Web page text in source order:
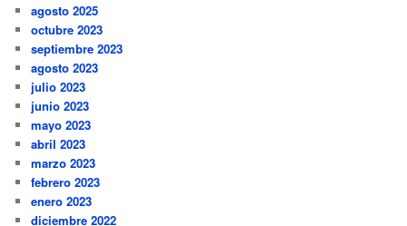
agosto 2025
octubre 2023
septiembre 2023
agosto 2023
julio 2023
junio 2023
mayo 2023
abril 2023
marzo 2023
febrero 2023
enero 2023
diciembre 2022